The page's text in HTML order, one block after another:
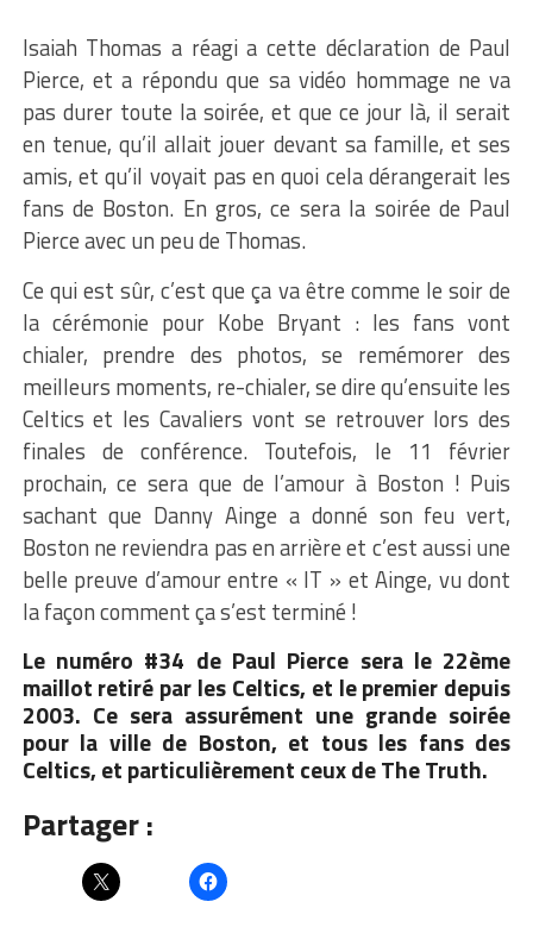
Isaiah Thomas a réagi a cette déclaration de Paul
Pierce, et a répondu que sa vidéo hommage ne va
pas durer toute la soirée, et que ce jour là, il serait
en tenue, qu’il allait jouer devant sa famille, et ses
amis, et qu’il voyait pas en quoi cela dérangerait les
fans de Boston. En gros, ce sera la soirée de Paul
Pierce avec un peu de Thomas.
Ce qui est sûr, c’est que ça va être comme le soir de
la cérémonie pour Kobe Bryant : les fans vont
chialer, prendre des photos, se remémorer des
meilleurs moments, re-chialer, se dire qu’ensuite les
Celtics et les Cavaliers vont se retrouver lors des
finales de conférence. Toutefois, le 11 février
prochain, ce sera que de l’amour à Boston ! Puis
sachant que Danny Ainge a donné son feu vert,
Boston ne reviendra pas en arrière et c’est aussi une
belle preuve d’amour entre « IT » et Ainge, vu dont
la façon comment ça s’est terminé !
Le numéro #34 de Paul Pierce sera le 22ème
maillot retiré par les Celtics, et le premier depuis
2003. Ce sera assurément une grande soirée
pour la ville de Boston, et tous les fans des
Celtics, et particulièrement ceux de The Truth.
Partager :